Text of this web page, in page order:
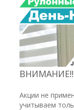
Акции не
учитываем